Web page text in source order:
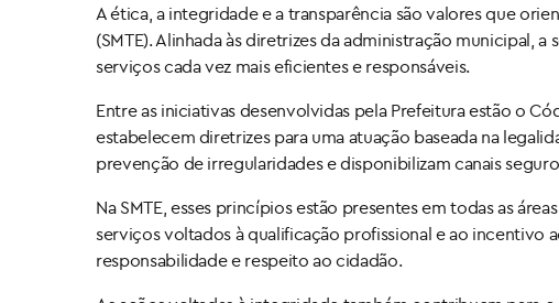
A ética, a integridade e a transparência são valores que
(SMTE). Alinhada às diretrizes da administração municipal,
serviços cada vez mais eficientes e responsáveis.
Entre as iniciativas desenvolvidas pela Prefeitura estão o
estabelecem diretrizes para uma atuação baseada na
prevenção de irregularidades e disponibilizam canais
Na SMTE, esses princípios estão presentes em todas as
serviços voltados à qualificação profissional e ao incentivo
responsabilidade e respeito ao cidadão.